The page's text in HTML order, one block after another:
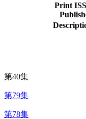
Print
第40集
第79集
第78集